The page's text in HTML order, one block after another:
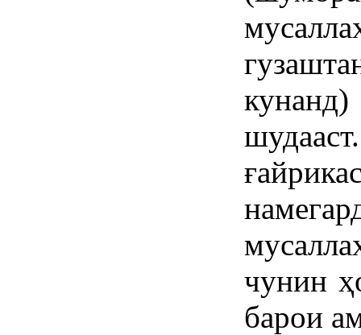
чунин
барои